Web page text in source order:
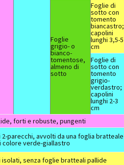
Foglie
grigio- o
bianco-
tomentose,
almeno di
sotto
Foglie di
sotto con
tomento
biancastro;
capolini
lunghi 3,5-5
cm
Foglie di
sotto con
tomento
grigio-
verdastro;
capolini
lunghi 2-3
cm
forti e robuste, pungenti
2-parecchi, avvolti da una foglia bratteale
colore verde-giallastro
isolati, senza foglie bratteali pallide